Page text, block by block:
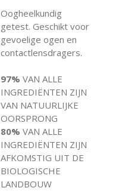
Oogheelkundig
getest. Geschikt voor
gevoelige ogen en
contactlensdragers.
97% VAN ALLE
INGREDIËNTEN ZIJN
VAN NATUURLIJKE
OORSPRONG
80% VAN ALLE
INGREDIËNTEN ZIJN
AFKOMSTIG UIT DE
BIOLOGISCHE
LANDBOUW